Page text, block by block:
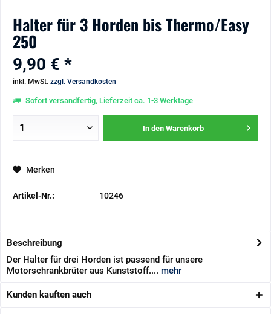
Halter für 3 Horden bis Thermo/Easy
250
9,90 € *
inkl. MwSt. zzgl. Versandkosten
Sofort versandfertig, Lieferzeit ca. 1-3 Werktage
In den Warenkorb
Merken
Artikel-Nr.: 10246
Beschreibung
Der Halter für drei Horden ist passend für unsere
Motorschrankbrüter aus Kunststoff.... mehr
Kunden kauften auch